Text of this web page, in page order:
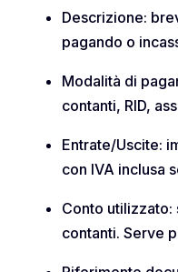
Descrizione:
pagando o
Modalità di
contanti, RID,
Entrate/Uscite:
con IVA inclusa
Conto utilizzato:
contanti. Serve